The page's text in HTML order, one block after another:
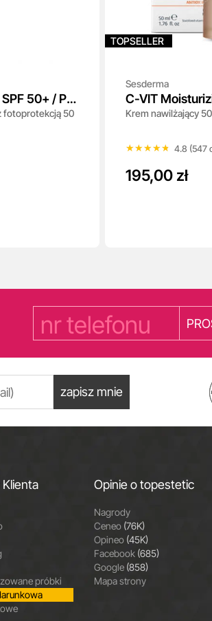
50+ / PA
fotoprotekcją 50
TOPSELLER
Sesderma
C-VIT
Krem nawilżający
★★★★★
★★★★★ 4.8 (547
195,00 zł
zapisz mnie
Klienta
próbki
Opinie o topestetic
Nagrody
Ceneo (76K)
Opineo (45K)
Facebook (685)
Google (858)
Mapa strony